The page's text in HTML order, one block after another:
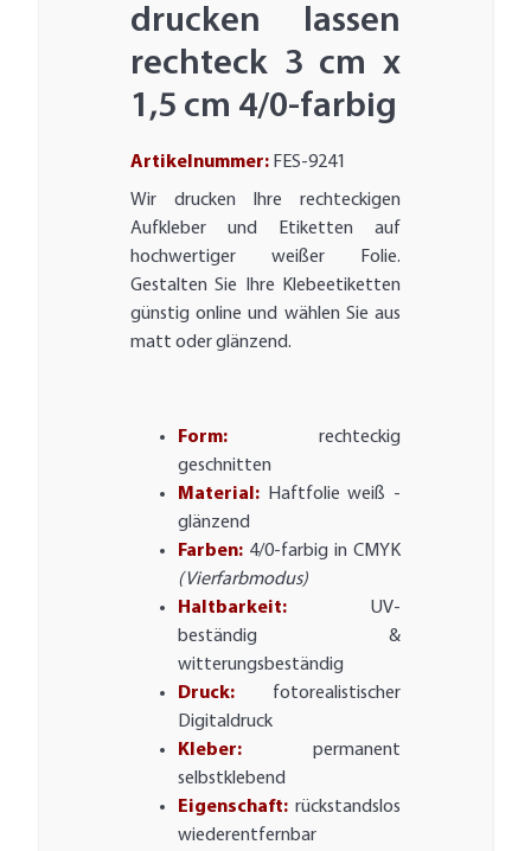
drucken lassen
rechteck 3 cm x
1,5 cm 4/0-farbig
Artikelnummer: FES-9241
Wir drucken Ihre rechteckigen
Aufkleber und Etiketten auf
hochwertiger weißer Folie.
Gestalten Sie Ihre Klebeetiketten
günstig online und wählen Sie aus
matt oder glänzend.
Form: rechteckig
geschnitten
Material: Haftfolie weiß -
glänzend
Farben: 4/0-farbig in CMYK
(Vierfarbmodus)
Haltbarkeit: UV-
beständig &
witterungsbeständig
Druck: fotorealistischer
Digitaldruck
Kleber: permanent
selbstklebend
Eigenschaft: rückstandslos
wiederentfernbar